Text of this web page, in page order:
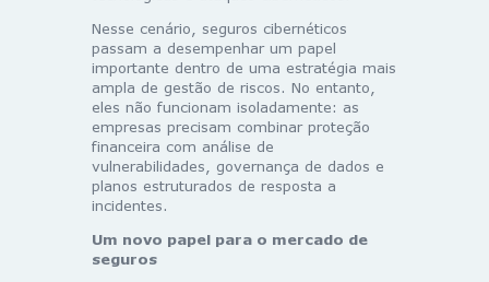
Nesse cenário, seguros cibernéticos
passam a desempenhar um papel
importante dentro de uma estratégia mais
ampla de gestão de riscos. No entanto,
eles não funcionam isoladamente: as
empresas precisam combinar proteção
financeira com análise de
vulnerabilidades, governança de dados e
planos estruturados de resposta a
incidentes.
Um novo papel para o mercado de
seguros